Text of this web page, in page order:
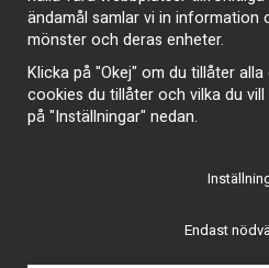
E-Handelsbutiken är öppen och
sommaren
ändamål samlar vi in information
mönster och deras enheter.
Klicka på "Okej" om du tillåter
cookies du tillåter och vilka du
på "Inställningar" nedan.
Endast